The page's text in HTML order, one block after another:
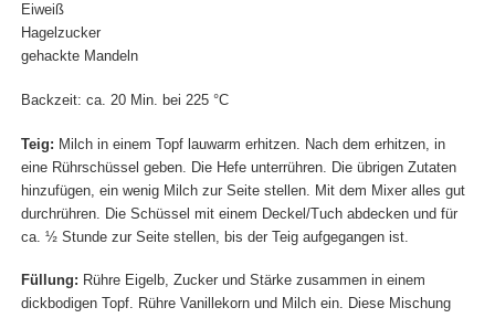
Eiweiß
Hagelzucker
gehackte Mandeln
Backzeit: ca. 20 Min. bei 225 °C
Teig: Milch in einem Topf lauwarm erhitzen. Nach dem erhitzen, in
eine Rührschüssel geben. Die Hefe unterrühren. Die übrigen Zutaten
hinzufügen, ein wenig Milch zur Seite stellen. Mit dem Mixer alles gut
durchrühren. Die Schüssel mit einem Deckel/Tuch abdecken und für
ca. ½ Stunde zur Seite stellen, bis der Teig aufgegangen ist.
Füllung: Rühre Eigelb, Zucker und Stärke zusammen in einem
dickbodigen Topf. Rühre Vanillekorn und Milch ein. Diese Mischung